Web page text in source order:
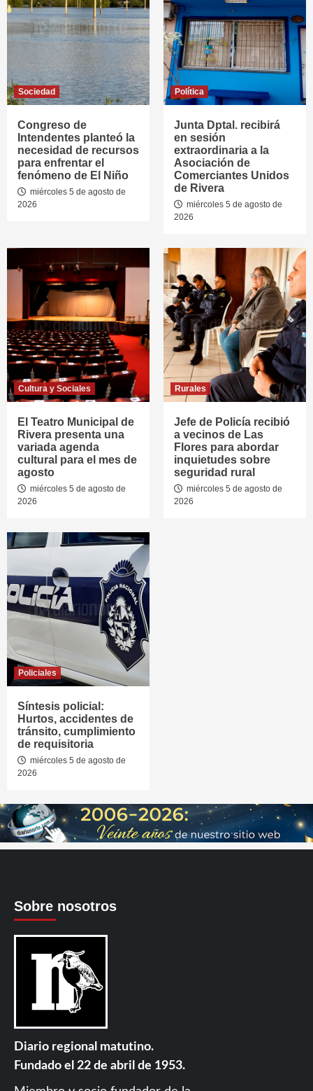
Sociedad
Congreso de
Intendentes planteó la
necesidad de recursos
para enfrentar el
fenómeno de El Niño
miércoles 5 de agosto de
2026
Política
Junta Dptal. recibirá
en sesión
extraordinaria a la
Asociación de
Comerciantes Unidos
de Rivera
miércoles 5 de agosto de
2026
Cultura y Sociales
El Teatro Municipal de
Rivera presenta una
variada agenda
cultural para el mes de
agosto
miércoles 5 de agosto de
2026
Rurales
Jefe de Policía recibió
a vecinos de Las
Flores para abordar
inquietudes sobre
seguridad rural
miércoles 5 de agosto de
2026
Policiales
Síntesis policial:
Hurtos, accidentes de
tránsito, cumplimiento
de requisitoria
miércoles 5 de agosto de
2026
Sobre nosotros
Diario regional matutino.
Fundado el 22 de abril de 1953.